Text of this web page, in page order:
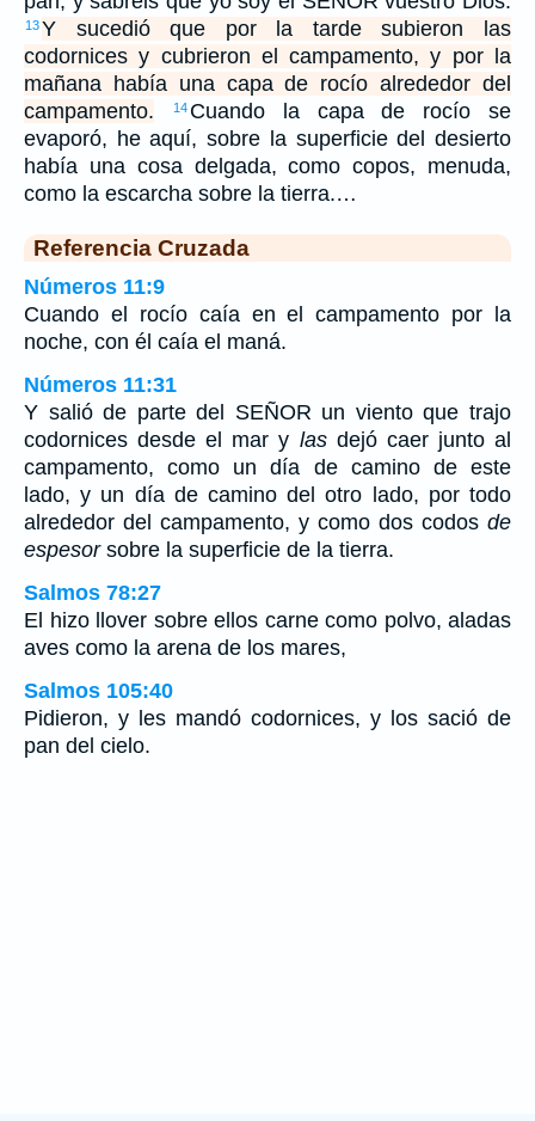
13Y sucedió que por la tarde subieron las
codornices y cubrieron el campamento, y por la
mañana había una capa de rocío alrededor del
campamento.
14 Cuando la capa de rocío se
evaporó, he aquí, sobre la superficie del desierto
había una cosa delgada, como copos, menuda,
como la escarcha sobre la tierra.…
Referencia Cruzada
Números 11:9
Cuando el rocío caía en el campamento por la
noche, con él caía el maná.
Números 11:31
Y salió de parte del SEÑOR un viento que trajo
codornices desde el mar y lasdejó caer junto al
campamento, como un día de camino de este
lado, y un día de camino del otro lado, por todo
alrededor del campamento, y como dos codos de
espesorsobre la superficie de la tierra.
Salmos 78:27
El hizo llover sobre ellos carne como polvo, aladas
aves como la arena de los mares,
Salmos 105:40
Pidieron, y les mandó codornices, y los sació de
pan del cielo.